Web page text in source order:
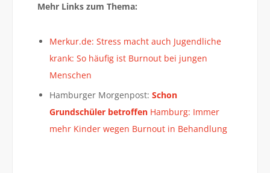
Mehr Links zum Thema:
Merkur.de: Stress macht auch Jugendliche
krank: So häufig ist Burnout bei jungen
Menschen
Hamburger Morgenpost: Schon
Grundschüler betroffenHamburg: Immer
mehr Kinder wegen Burnout in Behandlung